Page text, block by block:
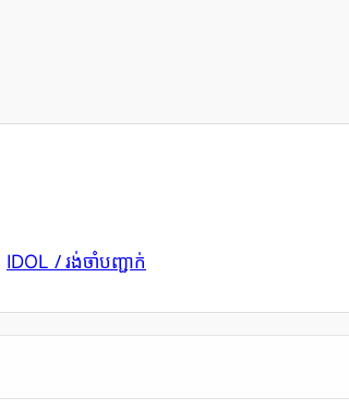
IDOL / រង់ចាំបញ្ជាក់